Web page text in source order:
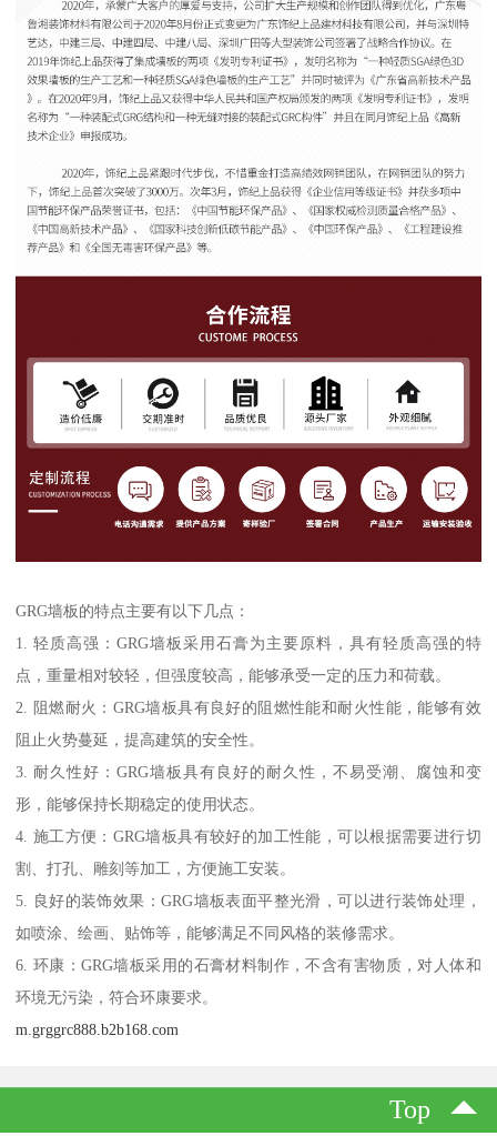
GRG墙板的特点主要有以下几点：
1. 轻质高强：GRG墙板采用石膏为主要原料，具有轻质高强的特
点，重量相对较轻，但强度较高，能够承受一定的压力和荷载。
2. 阻燃耐火：GRG墙板具有良好的阻燃性能和耐火性能，能够有效
阻止火势蔓延，提高建筑的安全性。
3. 耐久性好：GRG墙板具有良好的耐久性，不易受潮、腐蚀和变
形，能够保持长期稳定的使用状态。
4. 施工方便：GRG墙板具有较好的加工性能，可以根据需要进行切
割、打孔、雕刻等加工，方便施工安装。
5. 良好的装饰效果：GRG墙板表面平整光滑，可以进行装饰处理，
如喷涂、绘画、贴饰等，能够满足不同风格的装修需求。
6. 环康：GRG墙板采用的石膏材料制作，不含有害物质，对人体和
环境无污染，符合环康要求。
m.grggrc888.b2b168.com
Top